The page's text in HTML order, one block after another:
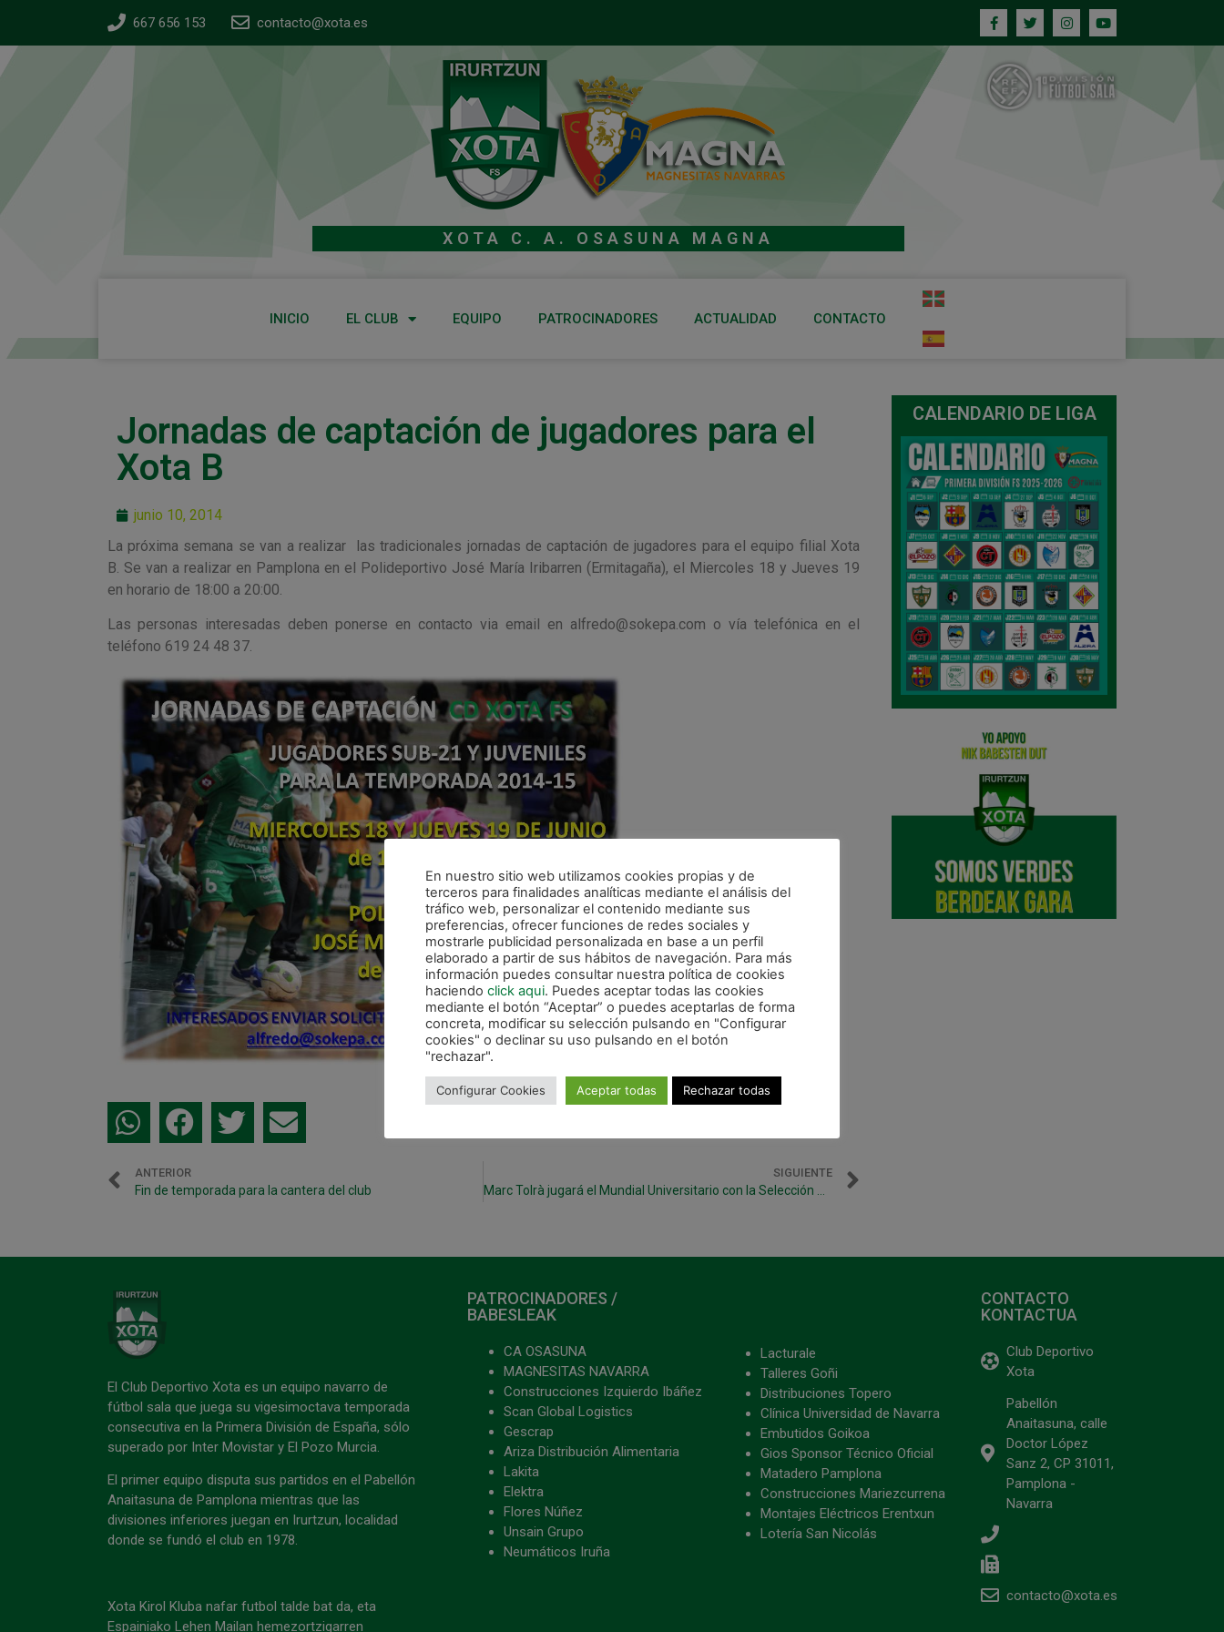
667 656 153 contacto@xota.es
XOTA C. A. OSASUNA MAGNA
INICIO EL CLUB EQUIPO PATROCINADORES ACTUALIDAD CONTACTO
Jornadas de captación de jugadores para el
Xota B
junio 10, 2014
La próxima semana se van a realizar las tradicionales jornadas de captación de jugadores para el equipo filial Xota
B. Se van a realizar en Pamplona en el Polideportivo José María Iribarren (Ermitagaña), el Miercoles 18 y Jueves 19
en horario de 18:00 a 20:00.
Las personas interesadas deben ponerse en contacto via email en alfredo@sokepa.com o vía telefónica en el
teléfono 619 24 48 37.
ANTERIOR
Fin de temporada para la cantera del club
SIGUIENTE
CALENDARIO DE LIGA
El Club Deportivo Xota es un equipo navarro de
fútbol sala que juega su vigesimoctava temporada
consecutiva en la Primera División de España, sólo
superado por Inter Movistar y El Pozo Murcia.
El primer equipo disputa sus partidos en el Pabellón
Anaitasuna de Pamplona mientras que las
divisiones inferiores juegan en Irurtzun, localidad
donde se fundó el club en 1978.
Xota Kirol Kluba nafar futbol talde bat da, eta
Espainiako Lehen Mailan hemezortzigarren
PATROCINADORES /
BABESLEAK
CA OSASUNA
MAGNESITAS NAVARRA
Construcciones Izquierdo Ibáñez
Scan Global Logistics
Gescrap
Ariza Distribución Alimentaria
Lakita
Elektra
Flores Núñez
Unsain Grupo
Neumáticos Iruña
Lacturale
Talleres Goñi
Distribuciones Topero
Clínica Universidad de Navarra
Embutidos Goikoa
Gios Sponsor Técnico Oficial
Matadero Pamplona
Construcciones Mariezcurrena
Montajes Eléctricos Erentxun
Lotería San Nicolás
CONTACTO
KONTACTUA
Club Deportivo
Xota
Pabellón
Anaitasuna, calle
Doctor López
Sanz 2, CP 31011,
Pamplona -
Navarra
contacto@xota.es
En nuestro sitio web utilizamos cookies propias y de
terceros para finalidades analíticas mediante el análisis del
tráfico web, personalizar el contenido mediante sus
preferencias, ofrecer funciones de redes sociales y
mostrarle publicidad personalizada en base a un perfil
elaborado a partir de sus hábitos de navegación. Para más
información puedes consultar nuestra política de cookies
haciendo click aqui. Puedes aceptar todas las cookies
mediante el botón “Aceptar” o puedes aceptarlas de forma
concreta, modificar su selección pulsando en "Configurar
cookies" o declinar su uso pulsando en el botón
"rechazar".
Configurar Cookies Aceptar todas Rechazar todas